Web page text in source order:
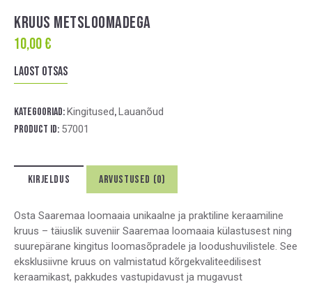
KRUUS METSLOOMADEGA
10,00€
Laost otsas
Kategooriad:Kingitused,Lauanõud
Product ID: 57001
KIRJELDUS ARVUSTUSED (0)
Osta Saaremaa loomaaia unikaalne ja praktiline keraamiline
kruus – täiuslik suveniir Saaremaa loomaaia külastusest ning
suurepärane kingitus loomasõpradele ja loodushuvilistele. See
eksklusiivne kruus on valmistatud kõrgekvaliteedilisest
keraamikast, pakkudes vastupidavust ja mugavust